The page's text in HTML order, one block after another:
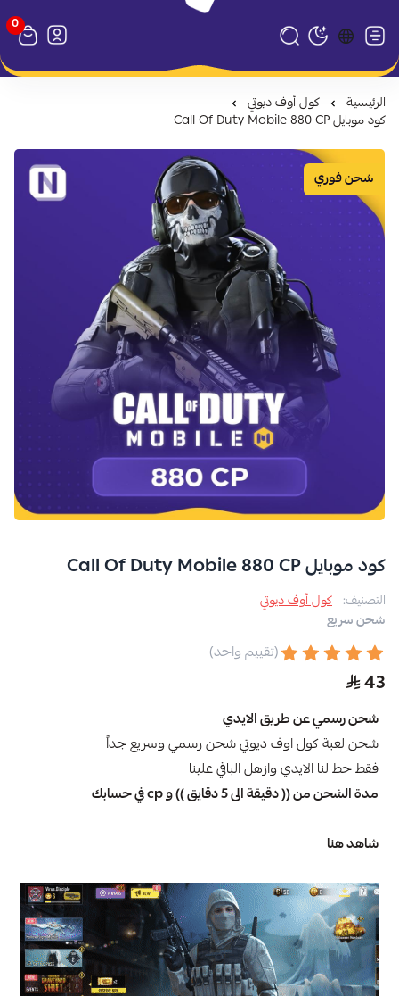
تبديل الوضع الداكن
متجر نظام كارد 0
الرئيسية
كول أوف ديوتي
كود موبايل Call Of Duty Mobile 880 CP
شحن فوري
كود موبايل Call Of Duty Mobile 880 CP
التصنيف: كول أوف ديوتي
شحن سريع
(تقييم واحد)
43
شحن رسمي عن طريق الايدي
شحن لعبة كول اوف ديوتي شحن رسمي وسريع جداً
فقط حط لنا الايدي وازهل الباقي علينا
مدة الشحن من (( دقيقة الى 5 دقايق )) و cp في حسابك
شاهد هنا